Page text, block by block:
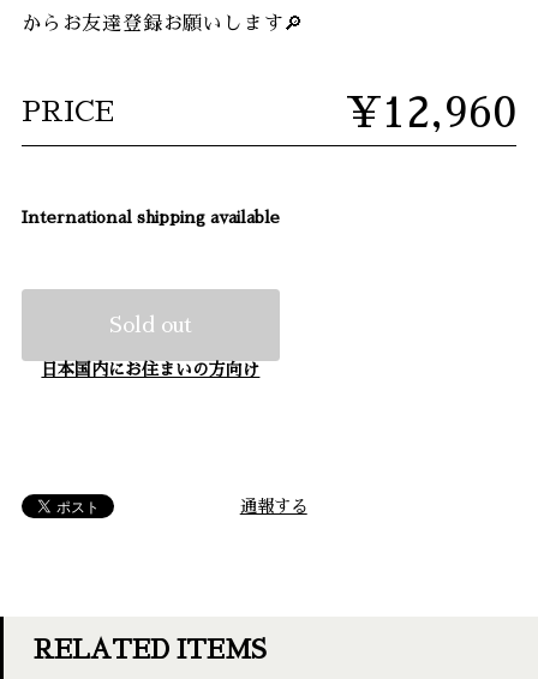
からお友達登録お願いします🔎
PRICE ¥12,960
International shipping available
Sold out
日本国内にお住まいの方向け
通報する
RELATED ITEMS